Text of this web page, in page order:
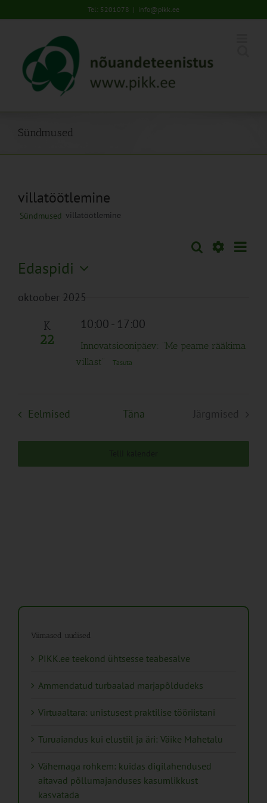
to
Tel: 5201078 | info@pikk.ee
Sündmused
villatöötlemine
Sündmused villatöötlemine
Sündmused
Otsi
Edaspidi
kuupäev.
oktoober 2025
K
22
10:00- 17:00
Innovatsioonipäev: “Me peame rääkima
villast”
Tasuta
Eelmised SündmusedTäna
Järgmised
Viimased uudised
PIKK.ee teekond ühtsesse teabesalve
Ammendatud turbaalad marjapõldudeks
Virtuaaltara: unistusest praktilise tööriistani
Turuaiandus kui elustiil ja äri: Väike Mahetalu
Vähemaga rohkem: kuidas digilahendused
aitavad põllumajanduses kasumlikkust
kasvatada